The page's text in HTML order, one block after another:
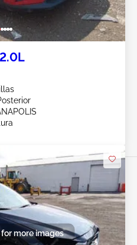
more images